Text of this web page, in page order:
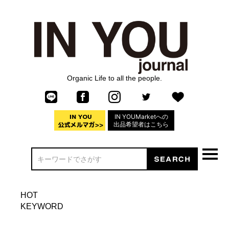
Organic Life to all the people.
IN YOUMarketへの
出品希望者はこちら
HOT
KEYWORD